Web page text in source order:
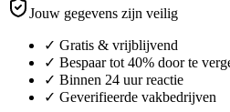
Jouw gegevens zijn veilig
✓ Gratis & vrijblijvend
✓ Bespaar tot 40% door te
✓ Binnen 24 uur reactie
✓ Geverifieerde vakbedrijven